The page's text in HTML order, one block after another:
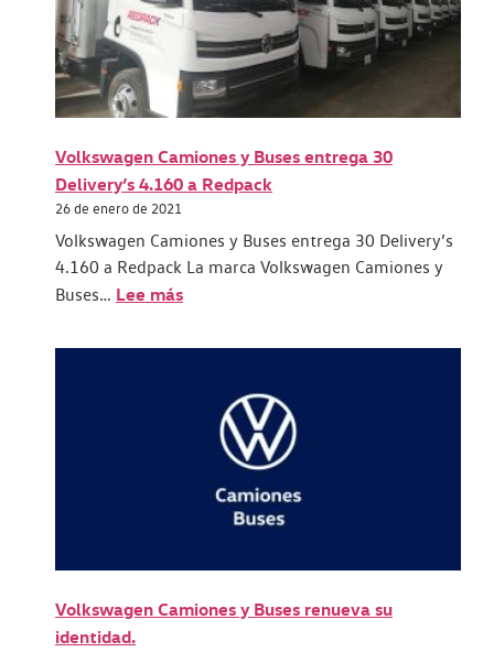
Volkswagen Camiones y Buses entrega 30
Delivery’s 4.160 a Redpack
26 de enero de 2021
Volkswagen Camiones y Buses entrega 30 Delivery’s
4.160 a Redpack La marca Volkswagen Camiones y
Buses… Lee más
Volkswagen Camiones y Buses renueva su
identidad.